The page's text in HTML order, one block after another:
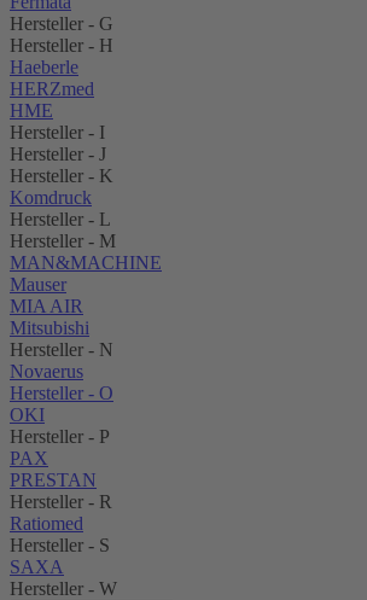
Hersteller - G
Hersteller - H
Haeberle
HERZmed
HME
Hersteller - I
Hersteller - J
Hersteller - K
Komdruck
Hersteller - L
Hersteller - M
MAN&MACHINE
Mauser
MIA AIR
Mitsubishi
Hersteller - N
Novaerus
Hersteller - O
OKI
Hersteller - P
PAX
PRESTAN
Hersteller - R
Ratiomed
Hersteller - S
SAXA
Hersteller - W